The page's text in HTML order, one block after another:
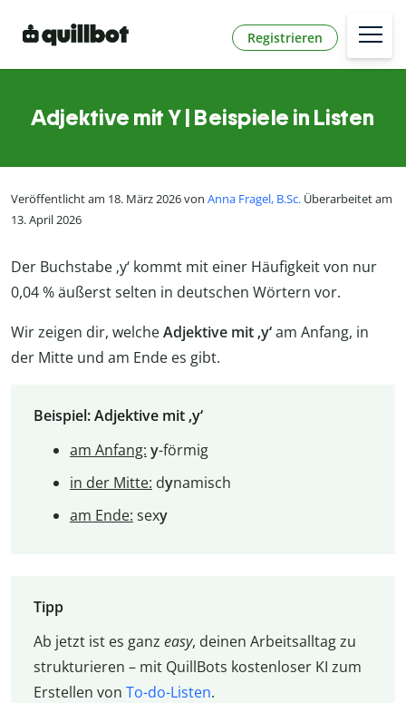
Registrieren
Adjektive mit Y | Beispiele in Listen
Veröffentlicht am 18. März 2026 von Anna Fragel, B.Sc. Überarbeitet am
13. April 2026
Der Buchstabe ‚y‘ kommt mit einer Häufigkeit von nur
0,04 % äußerst selten in deutschen Wörtern vor.
Wir zeigen dir, welcheAdjektive mit ‚y‘am Anfang, in
der Mitte und am Ende es gibt.
Beispiel: Adjektive mit ‚y‘
am Anfang: y-förmig
in der Mitte: dynamisch
am Ende: sexy
Tipp
Ab jetzt ist es ganz easy, deinen Arbeitsalltag zu
strukturieren – mit QuillBots kostenloser KI zum
Erstellen von To-do-Listen.